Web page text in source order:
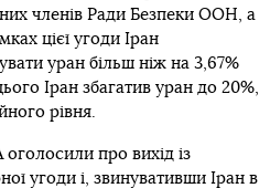
членів Ради Безпеки ООН, а
цієї угоди Іран
уран більш ніж на 3,67%
Іран збагатив уран до 20%,
рівня.
про вихід із
угоди і, звинувативши Іран в